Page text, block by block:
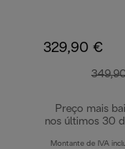
329,90 €
Preço mais
nos últimos 30
Montante de IVA